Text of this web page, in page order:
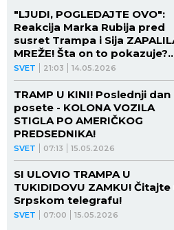
SVET 21:03 14.05.2026
"LJUDI, POGLEDAJTE OVO":
Reakcija Marka Rubija pred
susret Trampa i Sija
MREŽE! Šta on to pokazuje?
(VIDEO)
SVET 07:13 15.05.2026
TRAMP U KINI! Poslednji dan
posete - KOLONA VOZILA
STIGLA PO AMERIČKOG
PREDSEDNIKA!
SVET 07:00 15.05.2026
SI ULOVIO TRAMPA U
TUKIDIDOVU ZAMKU! Čitajte
Srpskom telegrafu!